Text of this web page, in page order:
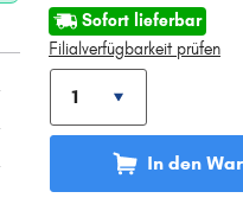
Sofort lieferbar
Filialverfügbarkeit prüfen
In den